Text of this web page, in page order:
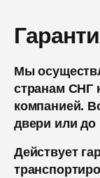
Мы
странам СНГ
компанией.
двери или до
Действует